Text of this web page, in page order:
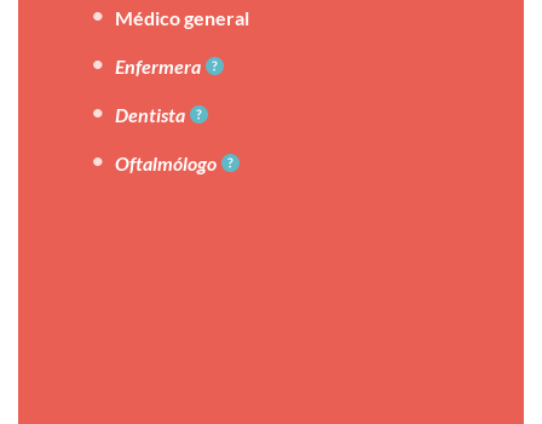
Médico general
Enfermera
Dentista
Oftalmólogo